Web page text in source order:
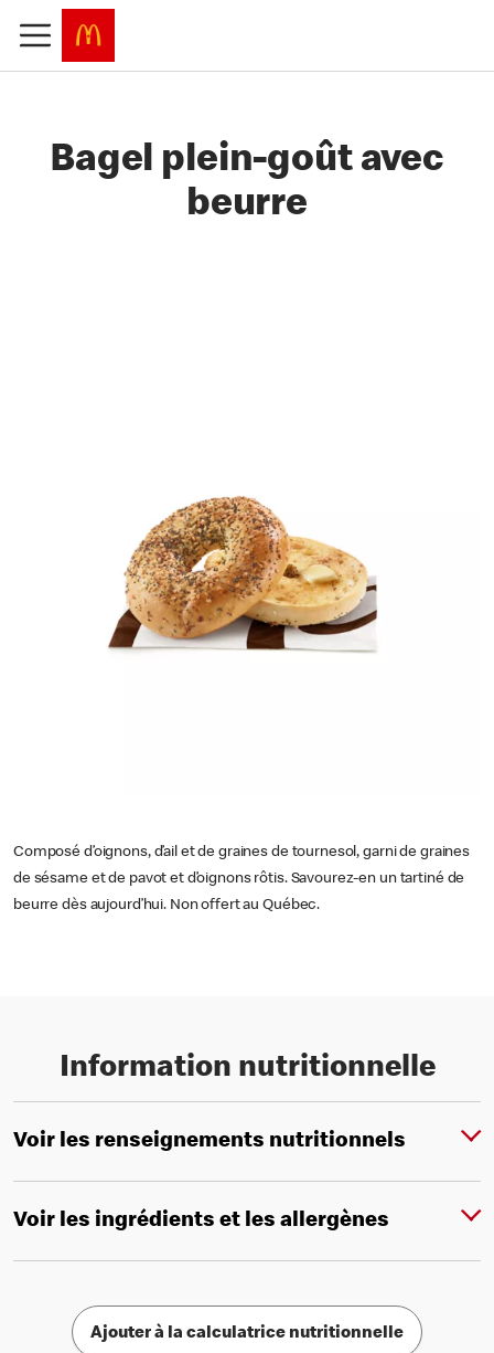
Bagel plein-goût avec
beurre
Composé d’oignons, d’ail et de graines de tournesol, garni de graines
de sésame et de pavot et d’oignons rôtis. Savourez-en un tartiné de
beurre dès aujourd’hui. Non offert au Québec.
Information nutritionnelle
Voir les renseignements nutritionnels
Voir les ingrédients et les allergènes
Ajouter à la calculatrice nutritionnelle